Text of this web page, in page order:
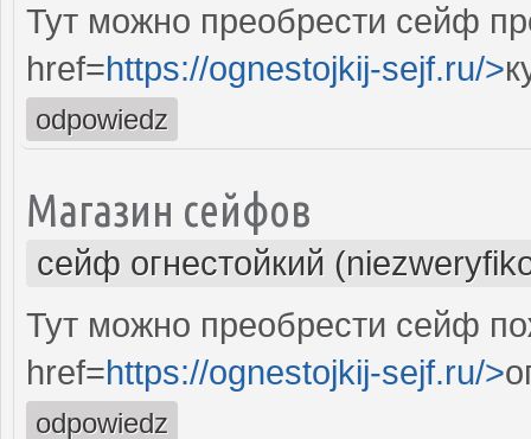
Тут можно преобрести сейф
href=https://ognestojkij-sejf.ru/>
odpowiedz
Магазин сейфов
сейф огнестойкий
Тут можно преобрести сейф
href=https://ognestojkij-sejf.ru/>
odpowiedz